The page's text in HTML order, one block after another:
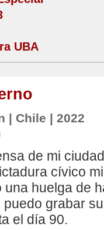
UBA
| Chile | 2022
de mi
cívico
huelga de
grabar
el día 90.